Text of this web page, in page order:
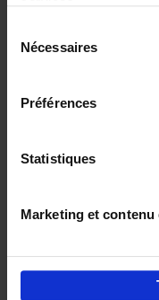
Nécessaires
Préférences
Statistiques
Marketing et contenu